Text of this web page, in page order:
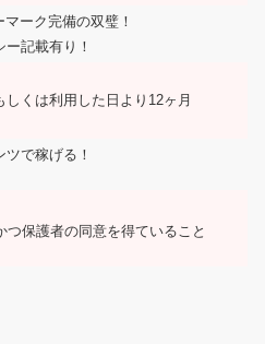
ーク完備の双璧！
記載有り！
くは利用した日より12ヶ月
で稼げる！
つ保護者の同意を得ていること